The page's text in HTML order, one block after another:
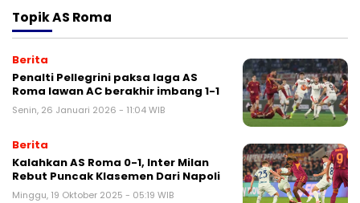
TopikAS Roma
Berita
Penalti Pellegrini paksa laga AS
Roma lawan AC berakhir imbang 1-1
Senin, 26 Januari 2026 - 11:04 WIB
Berita
Kalahkan AS Roma 0-1, Inter Milan
Rebut Puncak Klasemen Dari Napoli
Minggu, 19 Oktober 2025 - 05:19 WIB